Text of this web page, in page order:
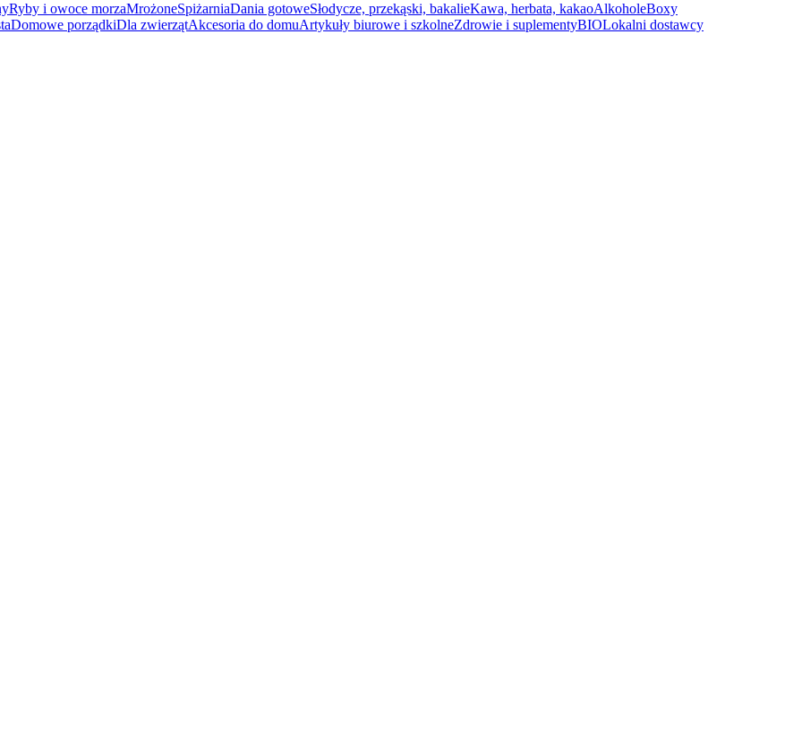
Ryby i owoce morzaMrożoneSpiżarniaDania gotoweSłodycze, przekąski, bakalieKawa, herbata, kakaoAlkoholeBoxy
Domowe porządkiDla zwierzątAkcesoria do domuArtykuły biurowe i szkolneZdrowie i suplementyBIOLokalni dostawcy